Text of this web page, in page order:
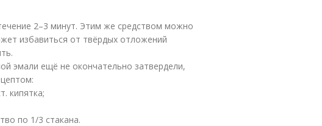
2–3 минут. Этим же средством можно
избавиться от твёрдых отложений
эмали ещё не окончательно затвердели,
кипятка;
по 1/3 стакана.